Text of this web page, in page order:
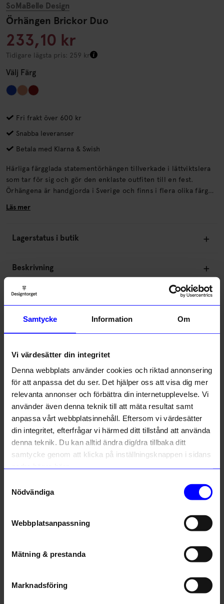
Samtycke Information Om
Vi värdesätter din integritet
Denna webbplats använder cookies och riktad annonsering
för att anpassa det du ser. Det hjälper oss att visa dig mer
relevanta annonser och förbättra din internetupplevelse. Vi
använder även denna teknik till att mäta resultat samt
anpassa vårt webbplatsinnehåll. Eftersom vi värdesätter
din integritet, efterfrågar vi härmed ditt tillstånd att använda
denna teknik. Du kan alltid ändra dig/dra tillbaka ditt
samtycke genom att klicka på inställningsknappen i sidans
Nödvändiga
Webbplatsanpassning
Mätning & prestanda
Marknadsföring
SoMaBelle Design
Örhängen Brickor Duo
233,10 kr
Tidigare lägsta pris: 259 kr
Välj Färg
Fri frakt över 600 kr
Snabba leveranser
Betala med Klarna & Swish
Härliga färgglada statementörhängen tillverkade i lättviktslera
som tar för sig och gör den enklaste outfiten till en fest.
Örhängena är handgjorda i Sverige och finns i flera olika färger.
Läs mer
Lagerstatus i butik
Beskrivning
Information
Om tillverkaren
Liknande produkter
10%
SoMaBelle Design
233,10kr 259
10%